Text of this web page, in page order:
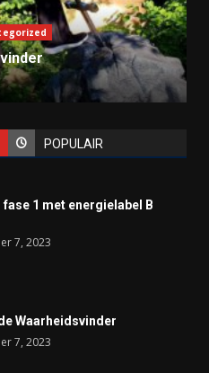
POPULAIR
fase 1 met energielabel B
7, 2023
Waarheidsvinder
7, 2023